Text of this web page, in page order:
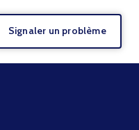
Signaler un problème